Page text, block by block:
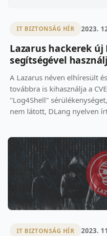
IT BIZTONSÁG HÍR 2023.
Lazarus hackerek új
segítségével
A Lazarus néven elhíresült
továbbra is kihasználja a
"Log4Shell"
nem látott, DLang nyelven
IT BIZTONSÁG HÍR 2023.